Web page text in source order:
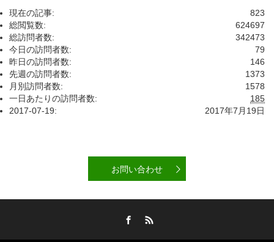
823
現在の記事:
624697
総閲覧数:
342473
総訪問者数:
79
今日の訪問者数:
146
昨日の訪問者数:
1373
先週の訪問者数:
1578
月別訪問者数:
185
一日あたりの訪問者数:
2017年7月19日
2017-07-19:
お問い合わせ